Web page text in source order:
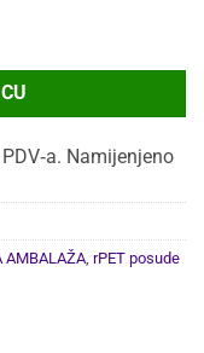
ZA SALATU
Namijenjeno
AMBALAŽA, rPET posude